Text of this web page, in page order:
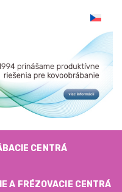
CENTRÁ
A FRÉZOVACIE CENTRÁ